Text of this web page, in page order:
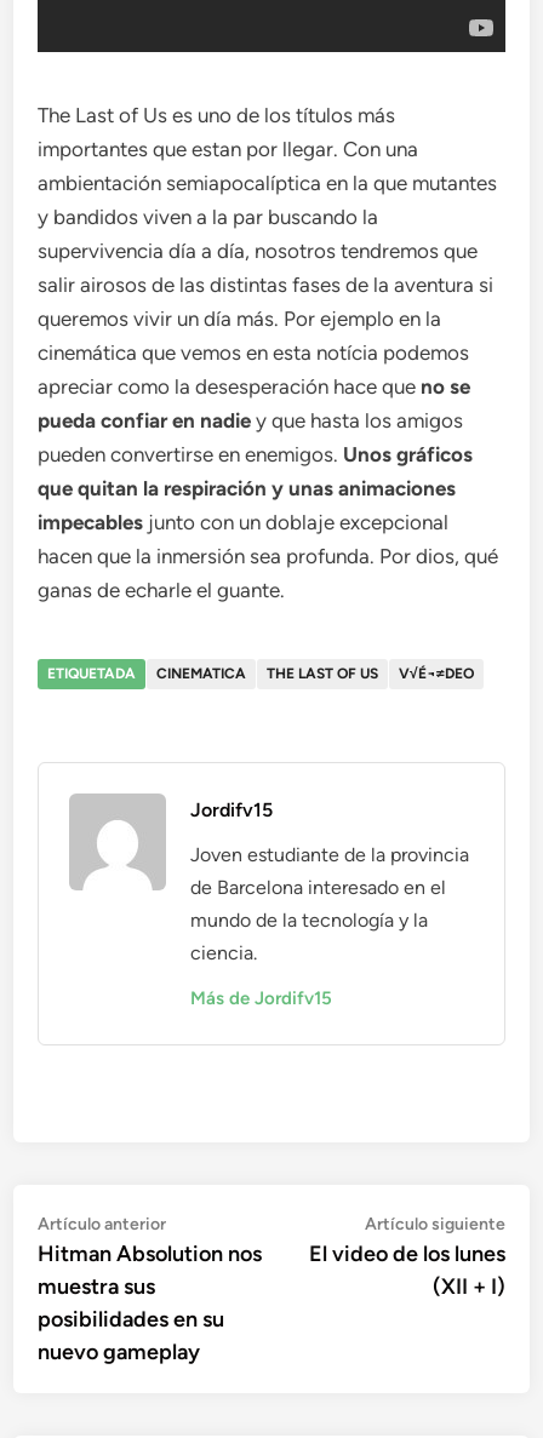
The Last of Us es uno de los títulos más
importantes que estan por llegar. Con una
ambientación semiapocalíptica en la que mutantes
y bandidos viven a la par buscando la
supervivencia día a día, nosotros tendremos que
salir airosos de las distintas fases de la aventura si
queremos vivir un día más. Por ejemplo en la
cinemática que vemos en esta notícia podemos
apreciar como la desesperación hace que no se
pueda confiar en nadie y que hasta los amigos
pueden convertirse en enemigos. Unos gráficos
que quitan la respiración y unas animaciones
impecables junto con un doblaje excepcional
hacen que la inmersión sea profunda. Por dios, qué
ganas de echarle el guante.
ETIQUETADA CINEMATICA THE LAST OF US V√É¬≠DEO
Jordifv15
Joven estudiante de la provincia
de Barcelona interesado en el
mundo de la tecnología y la
ciencia.
Más de Jordifv15
Navegación
de
entradas
Artículo anteriorArtículo
anterior:
Hitman Absolution nos
muestra sus
posibilidades en su
nuevo gameplay
Artículo siguiente
El video de los lunes
(XII + I)